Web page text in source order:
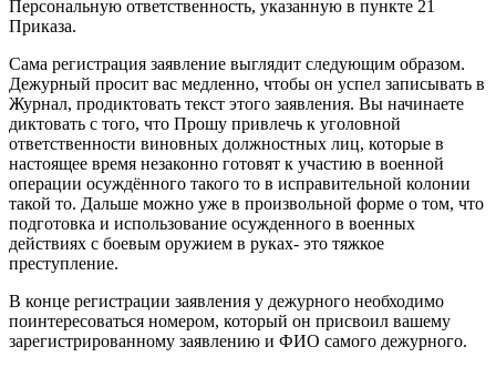
Персональную ответственность, указанную в пункте 21
Приказа.
Сама регистрация заявление выглядит следующим образом.
Дежурный просит вас медленно, чтобы он успел записывать в
Журнал, продиктовать текст этого заявления. Вы начинаете
диктовать с того, что Прошу привлечь к уголовной
ответственности виновных должностных лиц, которые в
настоящее время незаконно готовят к участию в военной
операции осуждённого такого то в исправительной колонии
такой то. Дальше можно уже в произвольной форме о том, что
подготовка и использование осужденного в военных
действиях с боевым оружием в руках- это тяжкое
преступление.
В конце регистрации заявления у дежурного необходимо
поинтересоваться номером, который он присвоил вашему
зарегистрированному заявлению и ФИО самого дежурного.